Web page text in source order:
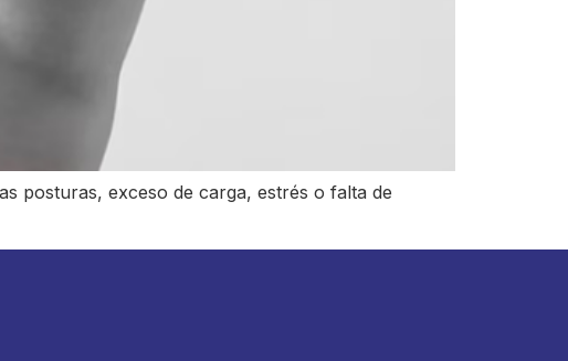
posturas, exceso de carga, estrés o falta de